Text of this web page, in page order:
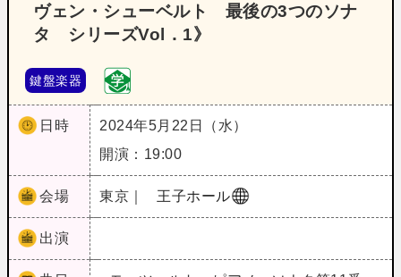
ヴェン・シューベルト 最後の3つのソナ
タ シリーズVol．1》
鍵盤楽器
日時
2024年5月22日（水）
開演：19:00
会場 東京｜ 王子ホール
出演